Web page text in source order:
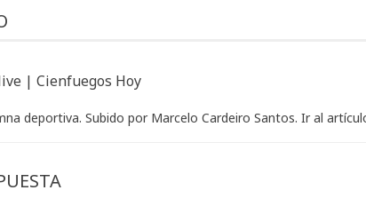
| Cienfuegos Hoy
deportiva. Subido por Marcelo Cardeiro Santos. Ir al